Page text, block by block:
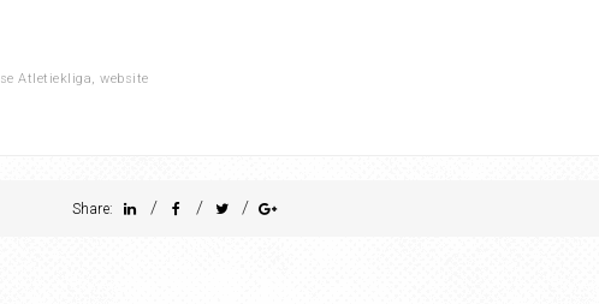
Atletiekliga, website
Share: / / /